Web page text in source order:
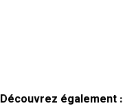
Découvrez également :